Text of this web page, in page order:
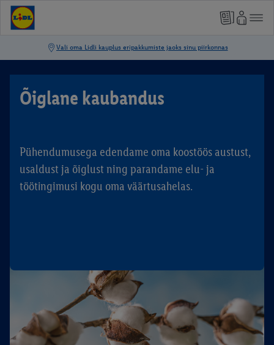
Õiglane kaubandus
Pühendumusega edendame oma koostöös austust,
usaldust ja õiglust ning parandame elu- ja
töötingimusi kogu oma väärtusahelas.